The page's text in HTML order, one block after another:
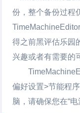
份，整个备份过程
得之前黑评估乐园
兴趣或者有需要的
偏好设置>节能程
脑，请确保您在“电